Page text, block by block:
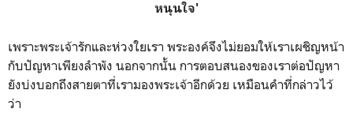
หนุนใจ'
เพราะพระเจ้ารักและห่วงใยเรา พระองค์จึงไม่ยอมให้เราเผชิญหน้า
กับปัญหาเพียงลำพัง นอกจากนั้น การตอบสนองของเราต่อปัญหา
ยังบ่งบอกถึงสายตาที่เรามองพระเจ้าอีกด้วย เหมือนคำที่กล่าวไว้
ว่า